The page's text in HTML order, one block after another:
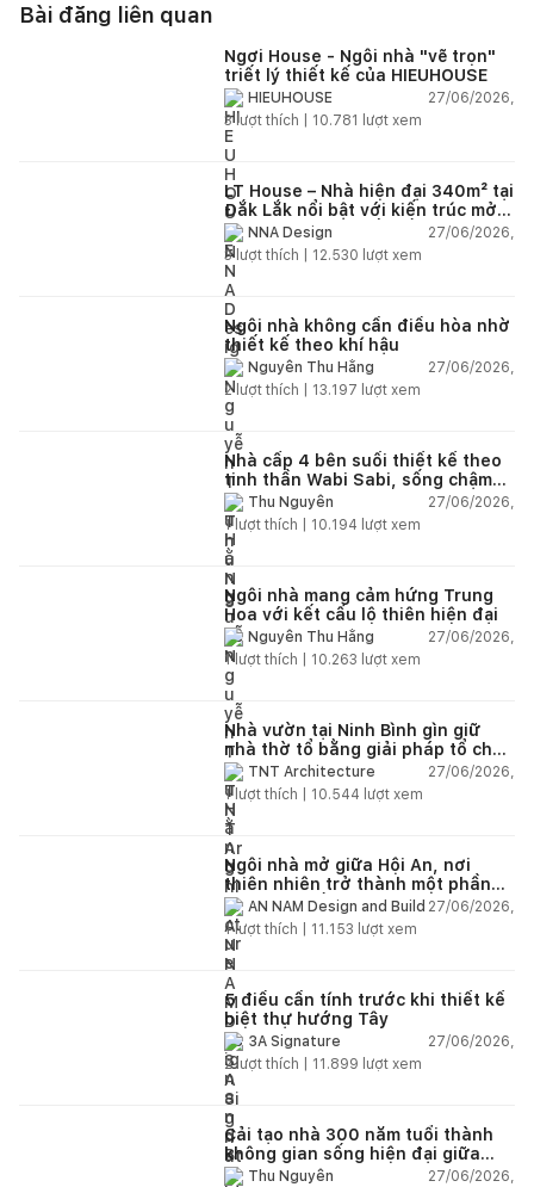
Bài đăng liên quan
Ngơi House - Ngôi nhà "vẽ trọn"
triết lý thiết kế của HIEUHOUSE
HIEUHOUSE
27/06/2026,
3lượt thích | 10.781 lượt xem
LT House – Nhà hiện đại 340m² tại
Đắk Lắk nổi bật với kiến trúc mở
và hệ sân vườn kết nối thiên
nhiên
NNA Design
27/06/2026,
3lượt thích | 12.530 lượt xem
Ngôi nhà không cần điều hòa nhờ
thiết kế theo khí hậu
Nguyễn Thu Hằng
27/06/2026,
2lượt thích | 13.197 lượt xem
Nhà cấp 4 bên suối thiết kế theo
tinh thần Wabi Sabi, sống chậm
giữa thiên nhiên
Thu Nguyễn
27/06/2026,
1lượt thích | 10.194 lượt xem
Ngôi nhà mang cảm hứng Trung
Hoa với kết cấu lộ thiên hiện đại
Nguyễn Thu Hằng
27/06/2026,
1lượt thích | 10.263 lượt xem
Nhà vườn tại Ninh Bình gìn giữ
nhà thờ tổ bằng giải pháp tổ chức
lại không gian
TNT Architecture
27/06/2026,
1lượt thích | 10.544 lượt xem
Ngôi nhà mở giữa Hội An, nơi
thiên nhiên trở thành một phần
của cuộc sống
AN NAM Design and Build 27/06/2026,
1lượt thích | 11.153 lượt xem
5 điều cần tính trước khi thiết kế
biệt thự hướng Tây
3A Signature
27/06/2026,
2lượt thích | 11.899 lượt xem
Cải tạo nhà 300 năm tuổi thành
không gian sống hiện đại giữa
thiên nhiên
Thu Nguyễn
27/06/2026,